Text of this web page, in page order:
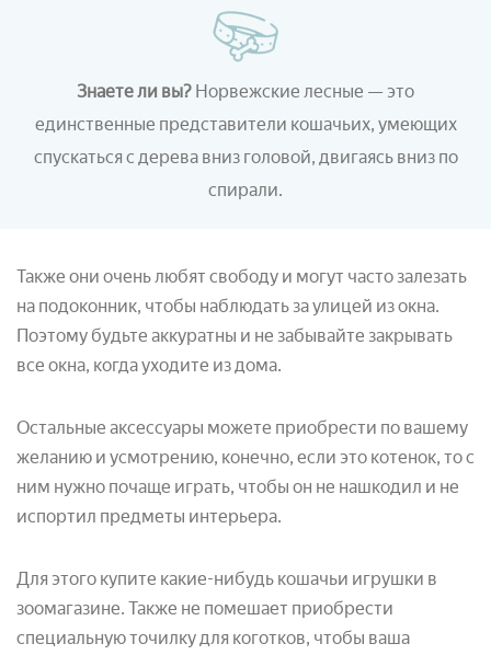
Знаете ли вы? Норвежские лесные — это
единственные представители кошачьих, умеющих
спускаться с дерева вниз головой, двигаясь вниз по
спирали.
Также они очень любят свободу и могут часто залезать
на подоконник, чтобы наблюдать за улицей из окна.
Поэтому будьте аккуратны и не забывайте закрывать
все окна, когда уходите из дома.
Остальные аксессуары можете приобрести по вашему
желанию и усмотрению, конечно, если это котенок, то с
ним нужно почаще играть, чтобы он не нашкодил и не
испортил предметы интерьера.
Для этого купите какие-нибудь кошачьи игрушки в
зоомагазине. Также не помешает приобрести
специальную точилку для коготков, чтобы ваша